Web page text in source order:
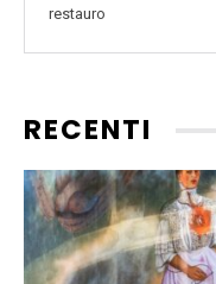
restauro
RECENTI